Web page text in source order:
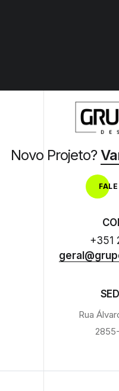
Novo Projeto?
+351
Rua